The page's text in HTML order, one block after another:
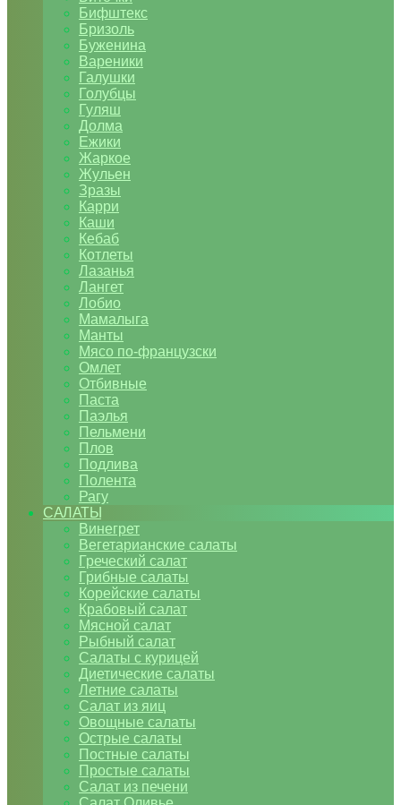
Бифштекс
Бризоль
Буженина
Вареники
Галушки
Голубцы
Гуляш
Долма
Ежики
Жаркое
Жульен
Зразы
Карри
Каши
Кебаб
Котлеты
Лазанья
Лангет
Лобио
Мамалыга
Манты
Мясо по-французски
Омлет
Отбивные
Паста
Паэлья
Пельмени
Плов
Подлива
Полента
Рагу
САЛАТЫ
Винегрет
Вегетарианские салаты
Греческий салат
Грибные салаты
Корейские салаты
Крабовый салат
Мясной салат
Рыбный салат
Салаты с курицей
Диетические салаты
Летние салаты
Салат из яиц
Овощные салаты
Острые салаты
Постные салаты
Простые салаты
Салат из печени